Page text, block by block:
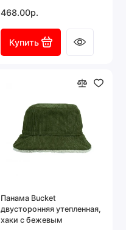
468.00р.
Купить
Панама Bucket
двусторонняя утепленная,
хаки с бежевым